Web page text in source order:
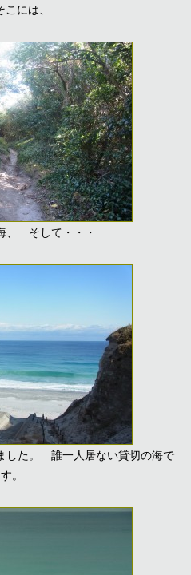
には、
、 そして・・・
した。 誰一人居ない貸切の海で
す。